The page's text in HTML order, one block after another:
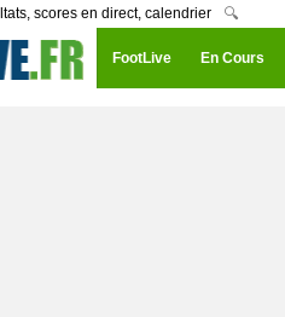
scores en direct, calendrier 🔍
FootLive En Cours